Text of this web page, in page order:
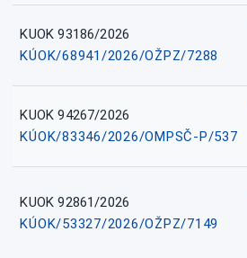
KUOK 93186/2026
KÚOK/68941/2026/OŽPZ/7288
KUOK 94267/2026
KÚOK/83346/2026/OMPSČ-P/537
KUOK 92861/2026
KÚOK/53327/2026/OŽPZ/7149